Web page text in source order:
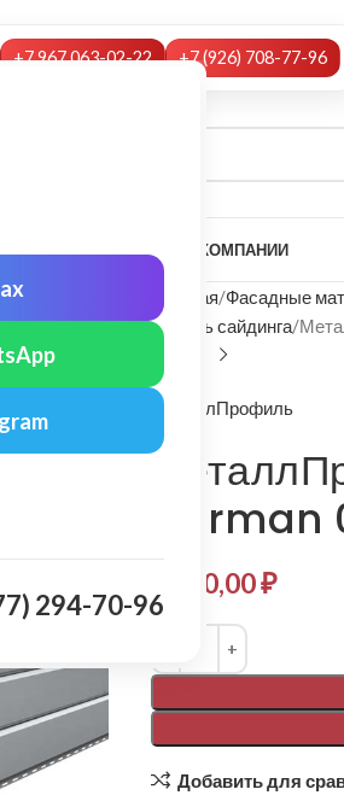
294-70-96
+7 967 063-02-22 +7 (926) 708-77-96
О КОМПАНИИ
Главная Фасадные
Панель сайдинга
МеталлПрофиль
1 030,00₽
Alternative:
Добавить для